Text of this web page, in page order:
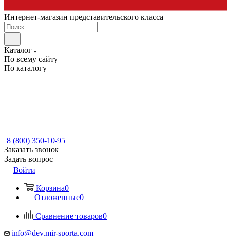
Интернет-магазин представительского класса
Каталог
По всему сайту
По каталогу
8 (800) 350-10-95
Заказать звонок
Задать вопрос
Войти
Корзина0
Отложенные0
Сравнение товаров0
info@dev.mir-sporta.com